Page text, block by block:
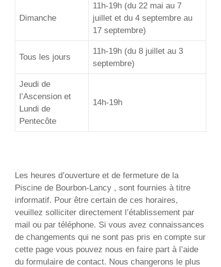
Dimanche
11h-19h (du 22 mai au 7
juillet et du 4 septembre au
17 septembre)
Tous les jours
11h-19h (du 8 juillet au 3
septembre)
Jeudi de
l’Ascension et
Lundi de
Pentecôte
14h-19h
Les heures d’ouverture et de fermeture de la
Piscine de Bourbon-Lancy , sont fournies à titre
informatif. Pour être certain de ces horaires,
veuillez solliciter directement l’établissement par
mail ou par téléphone. Si vous avez connaissances
de changements qui ne sont pas pris en compte sur
cette page vous pouvez nous en faire part à l’aide
du formulaire de contact. Nous changerons le plus